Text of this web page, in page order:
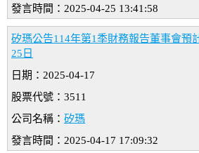
發言時間：2025-04-25 13:41:58
矽瑪公告114年第1季財務報告董事會預
25日
日期：2025-04-17
股票代號：3511
公司名稱： 矽瑪
發言時間：2025-04-17 17:09:32